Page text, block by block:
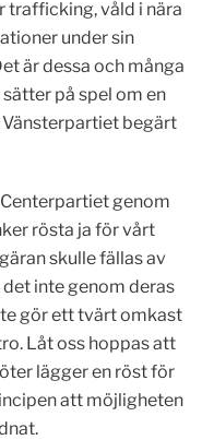
trafficking, våld i nära
under sin
är dessa och många
på spel om en
begärt
genom
rösta ja för vårt
skulle fällas av
inte genom deras
gör ett tvärt omkast
Låt oss hoppas att
lägger en röst för
att möjligheten